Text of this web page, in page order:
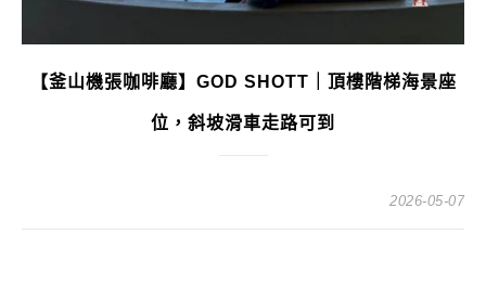
【釜山機張咖啡廳】GOD SHOTT｜頂樓階梯海景座
位，斜坡滑車走路可到
2026-05-07